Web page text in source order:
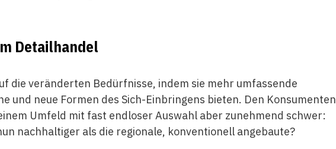
Detailhandel
die veränderten Bedürfnisse, indem sie mehr umfassende
und neue Formen des Sich-Einbringens bieten. Den Konsumenten
Umfeld mit fast endloser Auswahl aber zunehmend schwer:
nachhaltiger als die regionale, konventionell angebaute?